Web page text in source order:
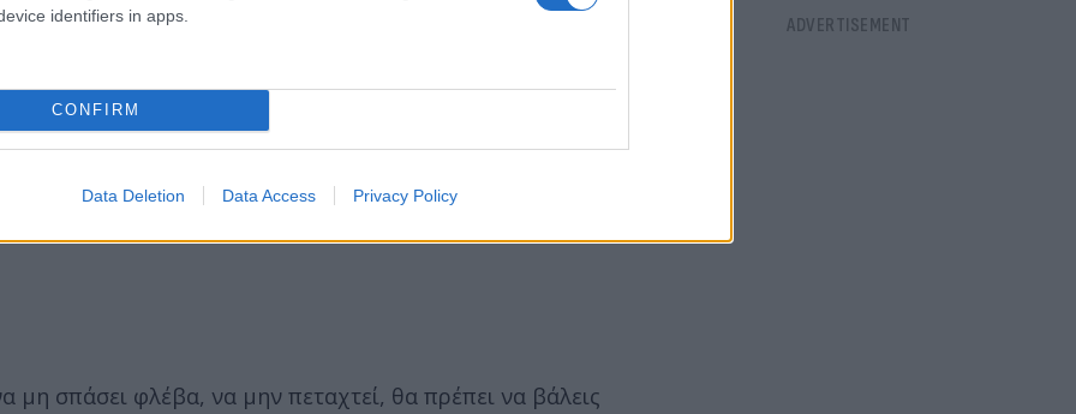
identifiers in apps.
CONFIRM
Data Deletion Data Access Privacy Policy
μη σπάσει φλέβα, να μην πεταχτεί, θα πρέπει να βάλεις